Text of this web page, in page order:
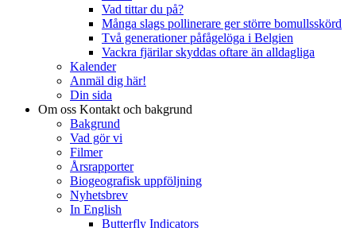
Vad tittar du på?
Många slags pollinerare ger större bomullsskörd
Två generationer påfågelöga i Belgien
Vackra fjärilar skyddas oftare än alldagliga
Kalender
Anmäl dig här!
Din sida
Om oss Kontakt och bakgrund
Bakgrund
Vad gör vi
Filmer
Årsrapporter
Biogeografisk uppföljning
Nyhetsbrev
In English
Butterfly Indicators